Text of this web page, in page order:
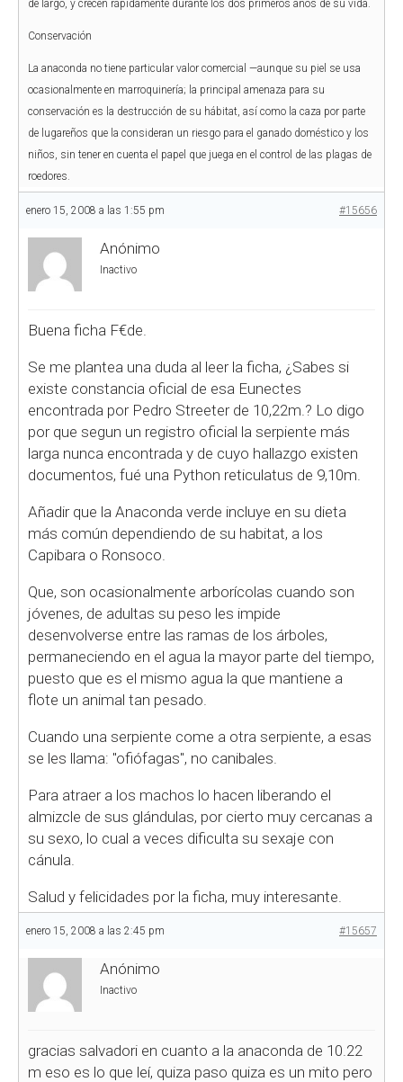
de largo, y crecen rápidamente durante los dos primeros años de su vida.
Conservación
La anaconda no tiene particular valor comercial —aunque su piel se usa
ocasionalmente en marroquinería; la principal amenaza para su
conservación es la destrucción de su hábitat, así como la caza por parte
de lugareños que la consideran un riesgo para el ganado doméstico y los
niños, sin tener en cuenta el papel que juega en el control de las plagas de
roedores.
enero 15, 2008 a las 1:55 pm #15656
Anónimo
Inactivo
Buena ficha F€de.
Se me plantea una duda al leer la ficha, ¿Sabes si
existe constancia oficial de esa Eunectes
encontrada por Pedro Streeter de 10,22m.? Lo digo
por que segun un registro oficial la serpiente más
larga nunca encontrada y de cuyo hallazgo existen
documentos, fué una Python reticulatus de 9,10m.
Añadir que la Anaconda verde incluye en su dieta
más común dependiendo de su habitat, a los
Capibara o Ronsoco.
Que, son ocasionalmente arborícolas cuando son
jóvenes, de adultas su peso les impide
desenvolverse entre las ramas de los árboles,
permaneciendo en el agua la mayor parte del tiempo,
puesto que es el mismo agua la que mantiene a
flote un animal tan pesado.
Cuando una serpiente come a otra serpiente, a esas
se les llama: "ofiófagas", no canibales.
Para atraer a los machos lo hacen liberando el
almizcle de sus glándulas, por cierto muy cercanas a
su sexo, lo cual a veces dificulta su sexaje con
cánula.
Salud y felicidades por la ficha, muy interesante.
enero 15, 2008 a las 2:45 pm #15657
Anónimo
Inactivo
gracias salvadori en cuanto a la anaconda de 10.22
m eso es lo que leí, quiza paso quiza es un mito pero